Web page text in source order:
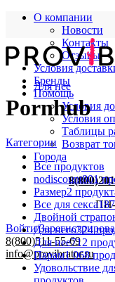
О компании
Новости
Контакты
Отзывы
Условия
Бренды
Помощь
Условия
Условия
Таблицы
Возврат
Города
ПН-
Войти/
8(800)511-55-69
info@provibrator.ru
Для нее
Pornhub
Категории
Все продуктов
nodiscount801
Размер2
Все для секса
Двойной
Для него324
Для нее712
Парам1 068
Удовольствие